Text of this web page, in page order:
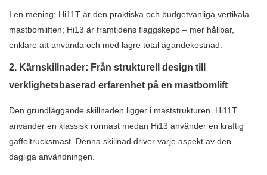
I en mening: Hi11T är den praktiska och budgetvänliga vertikala
mastbomliften; Hi13 är framtidens flaggskepp – mer hållbar,
enklare att använda och med lägre total ägandekostnad.
2. Kärnskillnader: Från strukturell design till
verklighetsbaserad erfarenhet på en mastbomlift
Den grundläggande skillnaden ligger i maststrukturen. Hi11T
använder en klassisk rörmast medan Hi13 använder en kraftig
gaffeltrucksmast. Denna skillnad driver varje aspekt av den
dagliga användningen.